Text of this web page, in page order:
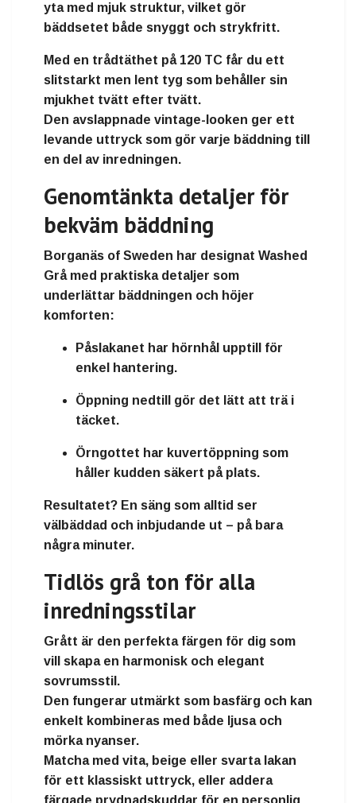
yta med mjuk struktur, vilket gör
bäddsetet både snyggt och strykfritt.
Med en trådtäthet på 120 TC får du ett
slitstarkt men lent tyg som behåller sin
mjukhet tvätt efter tvätt.
Den avslappnade vintage-looken ger ett
levande uttryck som gör varje bäddning till
en del av inredningen.
Genomtänkta detaljer för
bekväm bäddning
Borganäs of Sweden har designat Washed
Gråmed praktiska detaljer som
underlättar bäddningen och höjer
komforten:
Påslakanet har hörnhål upptill
för
enkel hantering.
Öppning nedtill
gör det lätt att trä i
täcket.
Örngottet har kuvertöppning som
håller kudden säkert på plats.
Resultatet? En säng som alltid ser
välbäddad och inbjudande ut – på bara
några minuter.
Tidlös grå ton för alla
inredningsstilar
Grått är den perfekta färgen för dig som
vill skapa en harmonisk och elegant
sovrumsstil .
Den fungerar utmärkt som basfärg och kan
enkelt kombineras med både ljusa och
mörka nyanser.
Matcha med vita, beige eller svarta lakan
för ett klassiskt uttryck, eller addera